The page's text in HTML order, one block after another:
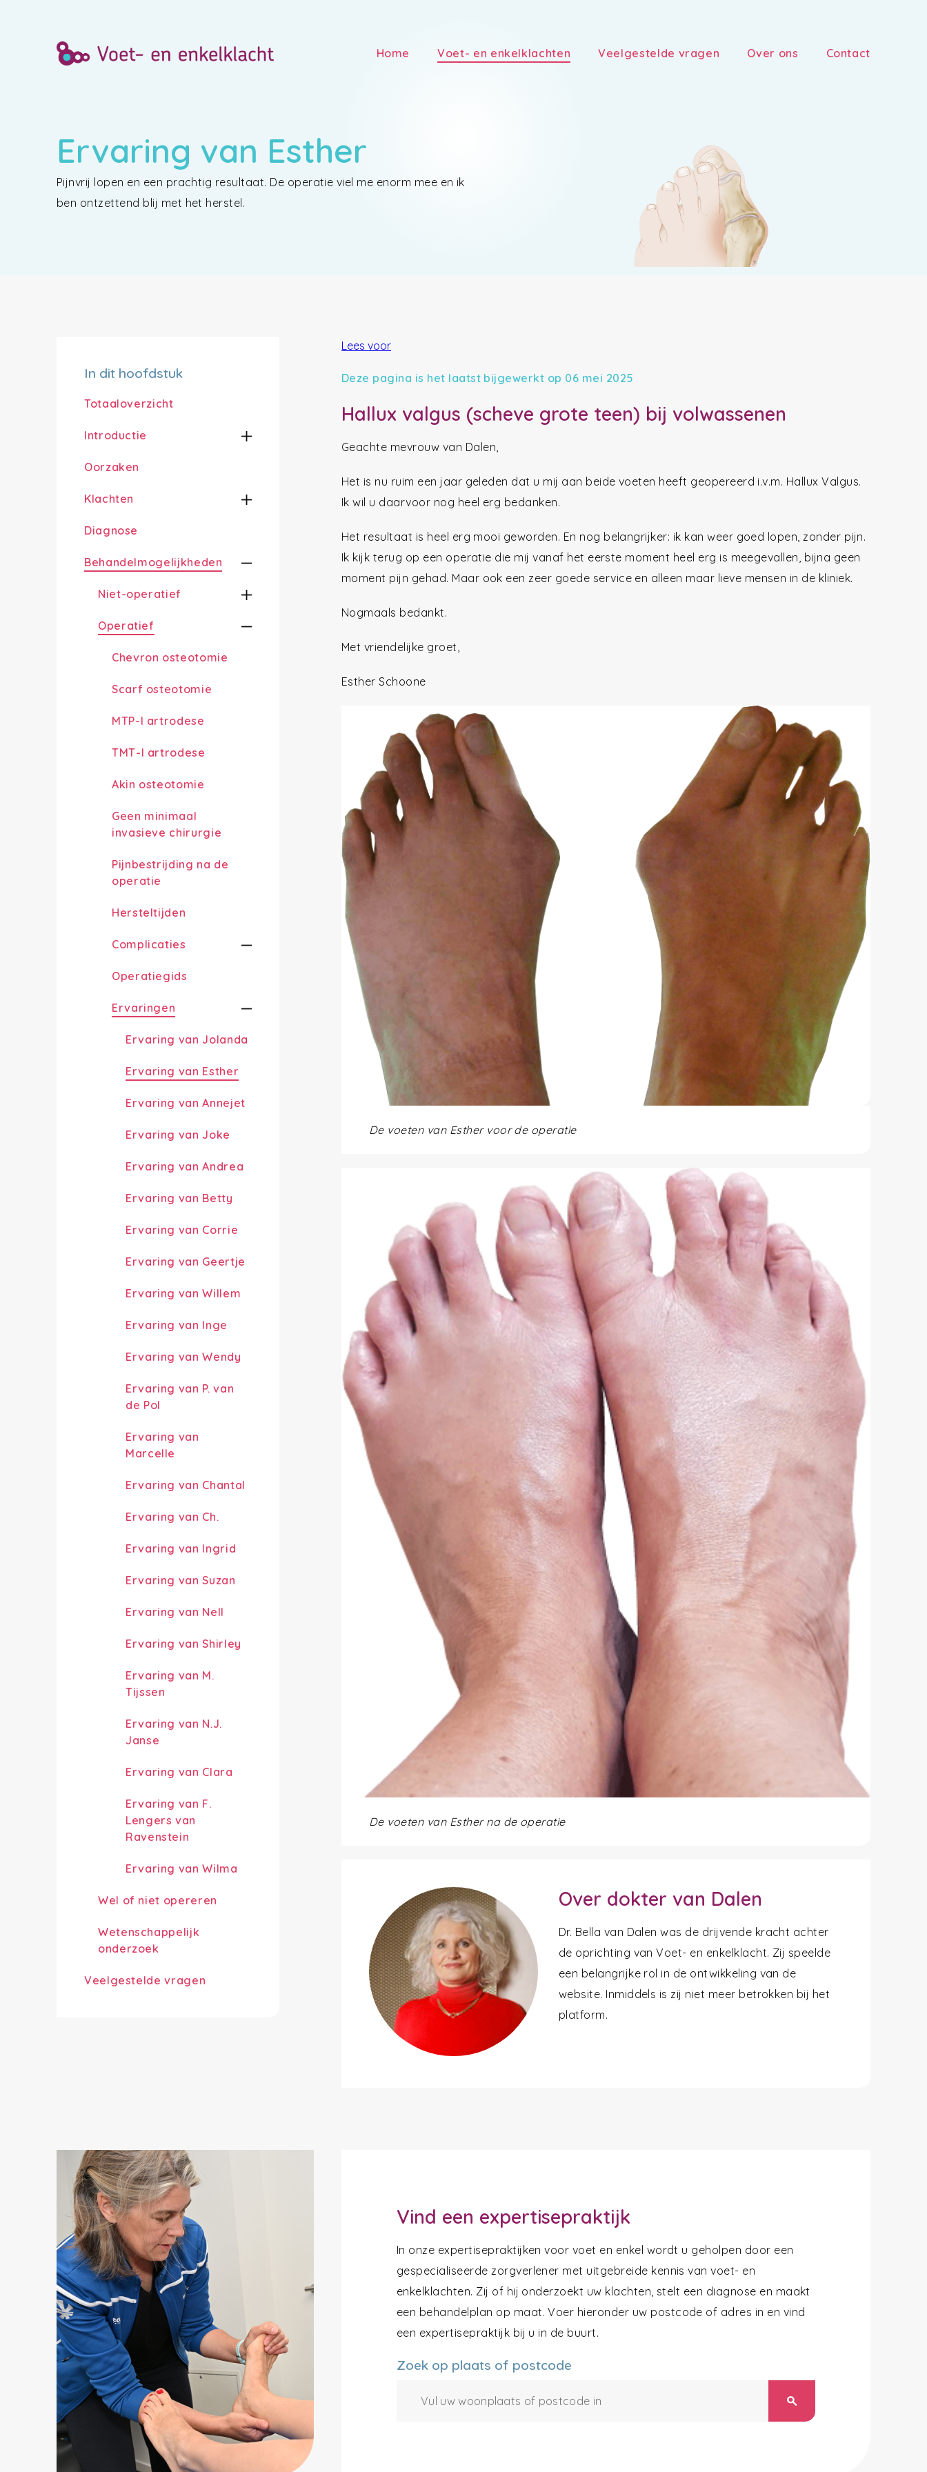
Home Voet- en enkelklachten Veelgestelde vragen Over ons Contact
Ervaring van Esther
Pijnvrij lopen en een prachtig resultaat. De operatie viel me enorm mee en ik
ben ontzettend blij met het herstel.
In dit hoofdstuk
Totaaloverzicht
Introductie
Oorzaken
Klachten
Diagnose
Behandelmogelijkheden
Niet-operatief
Operatief
Chevron osteotomie
Scarf osteotomie
MTP-I artrodese
TMT-I artrodese
Akin osteotomie
Geen minimaal
invasieve chirurgie
Pijnbestrijding na de
operatie
Hersteltijden
Complicaties
Operatiegids
Ervaringen
Ervaring van Jolanda
Ervaring van Esther
Ervaring van Annejet
Ervaring van Joke
Ervaring van Andrea
Ervaring van Betty
Ervaring van Corrie
Ervaring van Geertje
Ervaring van Willem
Ervaring van Inge
Ervaring van Wendy
Ervaring van P. van
de Pol
Ervaring van
Marcelle
Ervaring van Chantal
Ervaring van Ch.
Ervaring van Ingrid
Ervaring van Suzan
Ervaring van Nell
Ervaring van Shirley
Ervaring van M.
Tijssen
Ervaring van N.J.
Janse
Ervaring van Clara
Ervaring van F.
Lengers van
Ravenstein
Ervaring van Wilma
Wel of niet opereren
Wetenschappelijk
onderzoek
Veelgestelde vragen
Lees voor
Deze pagina is het laatst bijgewerkt op 06 mei 2025
Hallux valgus (scheve grote teen) bij volwassenen
Geachte mevrouw van Dalen,
Het is nu ruim een jaar geleden dat u mij aan beide voeten heeft geopereerd i.v.m. Hallux Valgus.
Ik wil u daarvoor nog heel erg bedanken.
Het resultaat is heel erg mooi geworden. En nog belangrijker: ik kan weer goed lopen, zonder pijn.
Ik kijk terug op een operatie die mij vanaf het eerste moment heel erg is meegevallen, bijna geen
moment pijn gehad. Maar ook een zeer goede service en alleen maar lieve mensen in de kliniek.
Nogmaals bedankt.
Met vriendelijke groet,
Esther Schoone
De voeten van Esther voor de operatie
De voeten van Esther na de operatie
Over dokter van Dalen
Dr. Bella van Dalen was de drijvende kracht achter
de oprichting van Voet- en enkelklacht. Zij speelde
een belangrijke rol in de ontwikkeling van de
website. Inmiddels is zij niet meer betrokken bij het
platform.
Vind een expertisepraktijk
In onze expertisepraktijken voor voet en enkel wordt u geholpen door een
gespecialiseerde zorgverlener met uitgebreide kennis van voet- en
enkelklachten. Zij of hij onderzoekt uw klachten, stelt een diagnose en maakt
een behandelplan op maat. Voer hieronder uw postcode of adres in en vind
een expertisepraktijk bij u in de buurt.
Zoek op plaats of postcode
search